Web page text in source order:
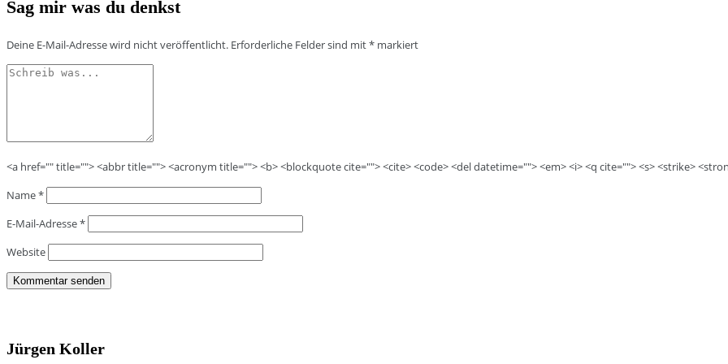
Sag mir was du denkst
Deine E-Mail-Adresse wird nicht veröffentlicht. Erforderliche Felder sind mit* markiert
<a href="" title=""> <abbr title=""> <acronym title=""> <b> <blockquote cite=""> <cite> <code> <del datetime=""> <em> <i> <q cite=""> <s> <strike>
Name*
E-Mail-Adresse*
Website
Jürgen Koller